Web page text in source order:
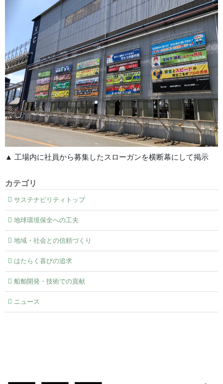
▲ 工場内に社員から募集したスローガンを横断幕にして掲示
カテゴリ
サステナビリティトップ
地球環境保全への工夫
地域・社会との信頼づくり
はたらく喜びの追求
船舶開発・技術での貢献
ニュース